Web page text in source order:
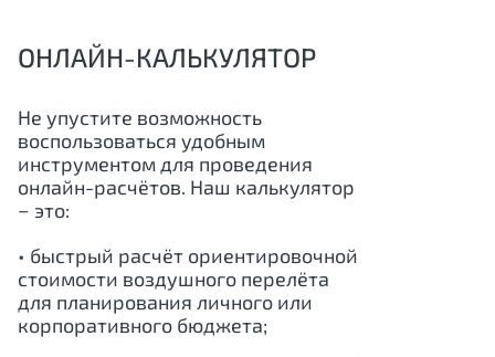
ОНЛАЙН-КАЛЬКУЛЯТОР
Не упустите возможность
воспользоваться удобным
инструментом для проведения
онлайн-расчётов. Наш калькулятор
− это:
• быстрый расчёт ориентировочной
стоимости воздушного перелёта
для планирования личного или
корпоративного бюджета;